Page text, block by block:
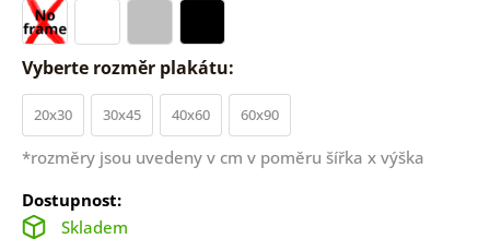
Vyberte rozměr plakátu:
20x30 30x45 40x60 60x90
*rozměry jsou uvedeny v cm v poměru šířka x výška
Dostupnost:
Skladem